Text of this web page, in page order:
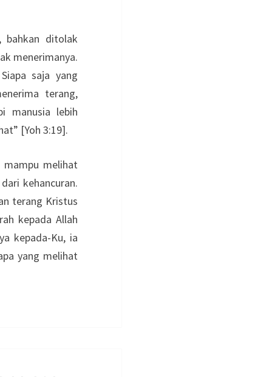
bahkan ditolak
menerimanya.
saja yang
terang,
manusia lebih
[Yoh 3:19].
mampu melihat
kehancuran.
terang Kristus
kepada Allah
kepada-Ku, ia
yang melihat